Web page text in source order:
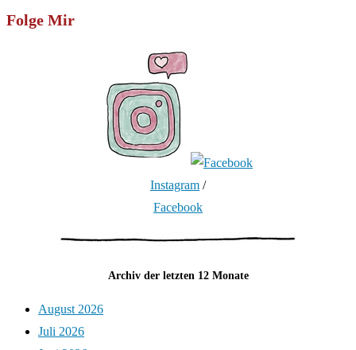
Folge Mir
Instagram /
Facebook
Archiv der letzten 12 Monate
August 2026
Juli 2026